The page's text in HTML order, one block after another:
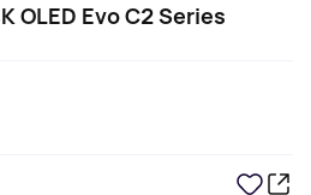
OLED Evo C2 Series